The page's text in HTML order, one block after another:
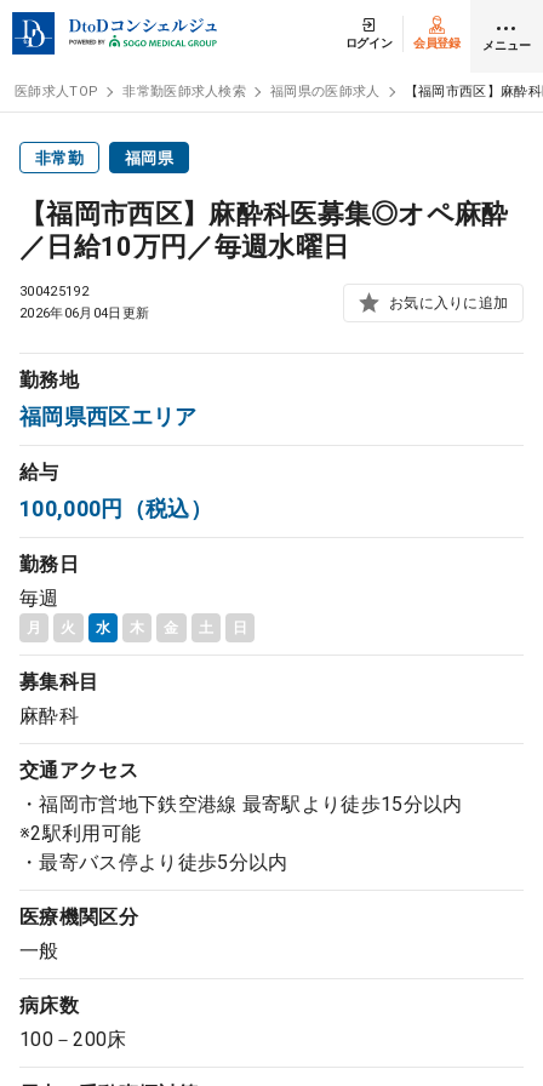
ログイン 会員登録 メニュー
医師求人
常勤検索 転職
非常勤検索
スポット検索
DtoDの転職・アルバイト支援
コンサルタント
成功事例
転職ノウハウ
受付時間 9:00 ～ 18:00 （平日）
0120-337-613
クリニック開業
DtoDとは
お問合せ
採用をお考えの医療機関の方
医師求人TOP 非常勤医師求人検索 福岡県の医師求人 【福岡市西区】麻酔
非常勤 福岡県
【福岡市西区】麻酔科医募集◎オペ麻酔
／日給10万円／毎週水曜日
300425192
2026年06月04日更新
お気に入りに追加
勤務地
福岡県西区エリア
給与
100,000円（税込）
勤務日
毎週
月 火 水 木 金 土 日
募集科目
麻酔科
交通アクセス
・福岡市営地下鉄空港線 最寄駅より徒歩15分以内
※2駅利用可能
・最寄バス停より徒歩5分以内
医療機関区分
一般
病床数
100－200床